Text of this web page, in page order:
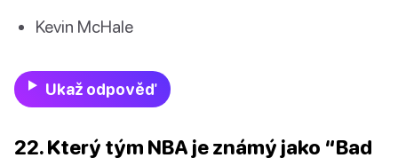
Kevin McHale
Ukaž odpověď
22. Který tým NBA je známý jako “Bad